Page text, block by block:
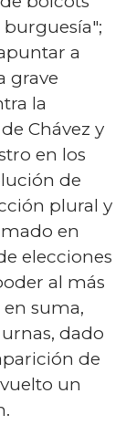
a
grave
la
Chávez y
en los
de
plural y
en
elecciones
al más
suma,
dado
de
un